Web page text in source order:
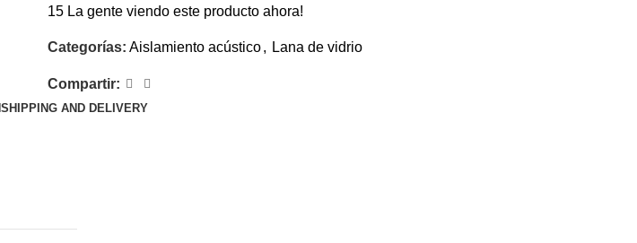
15 La gente viendo este producto ahora!
Categorías: Aislamiento acústico, Lana de vidrio
Compartir:
SHIPPING AND DELIVERY